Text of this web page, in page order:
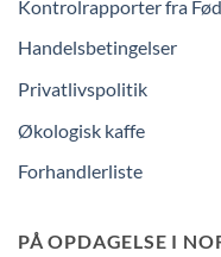
Kontrolrapporter fra
Handelsbetingelser
Privatlivspolitik
Økologisk kaffe
Forhandlerliste
PÅ OPDAGELSE I